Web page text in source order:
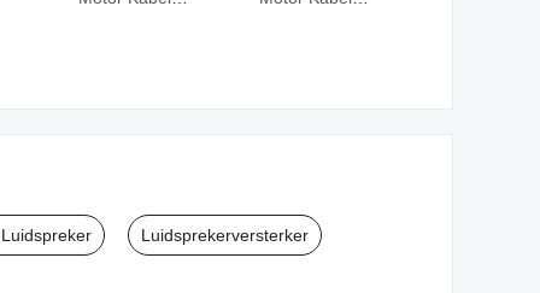
Luidsprekerversterker